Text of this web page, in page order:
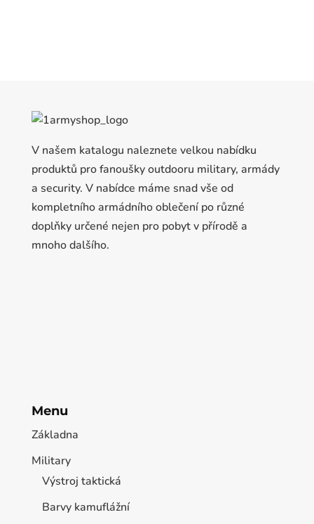
V našem katalogu naleznete velkou nabídku
produktů pro fanoušky outdooru military, armády
a security. V nabídce máme snad vše od
kompletního armádního oblečení po různé
doplňky určené nejen pro pobyt v přírodě a
mnoho dalšího.
Menu
Základna
Military
Výstroj taktická
Barvy kamuflážní